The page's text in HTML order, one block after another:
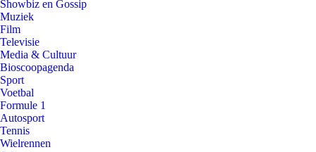
Showbiz en Gossip
Muziek
Film
Televisie
Media & Cultuur
Bioscoopagenda
Sport
Voetbal
Formule 1
Autosport
Tennis
Wielrennen